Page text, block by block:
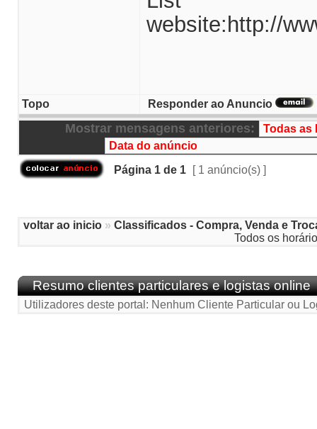
website:http://
Topo Responder ao Anuncio
Mostrar mensagens anteriores:
Página 1 de 1 [ 1 anúncio(s) ]
voltar ao inicio » Classificados - Compra, Venda e
Todos os
Resumo clientes particulares e logistas online
Utilizadores deste portal: Nenhum Cliente Particular ou